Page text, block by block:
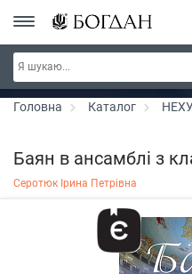
РОЗПРОДАЖ ~ 150 грн ~ 200 грн ~
300 грн ~ РОЗПРОДАЖ
Головна Каталог
Баян в ансамблі з
Серотюк Ірина Петрівна